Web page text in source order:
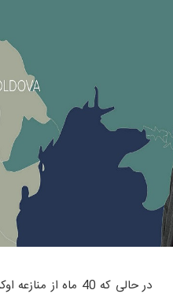
در حالی که 40 ماه